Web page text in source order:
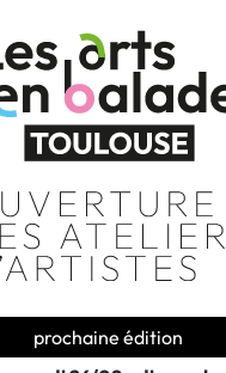
prochaine édition